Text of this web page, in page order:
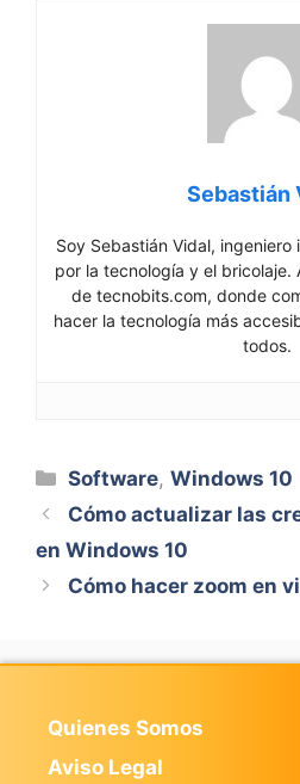
Sebastián
Soy Sebastián Vidal,
por la tecnología y el bricolaje.
de tecnobits.com, donde
hacer la tecnología más
todos.
Categorías
Software,Windows 10
Cómo actualizar las
en Windows 10
Cómo hacer zoom en
Quienes Somos
Aviso Legal